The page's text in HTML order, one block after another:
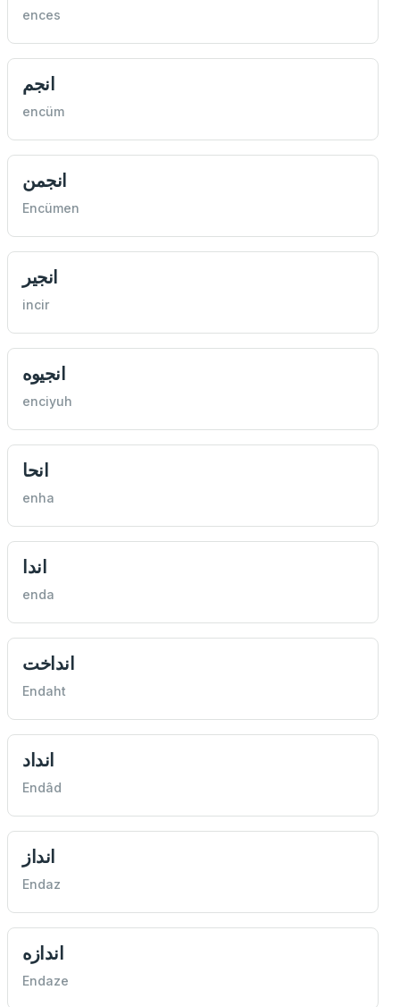
ences
انجم
encüm
انجمن
Encümen
انجير
incir
انجيوه
enciyuh
انحا
enha
اندا
enda
انداخت
Endaht
انداد
Endâd
انداز
Endaz
اندازه
Endaze